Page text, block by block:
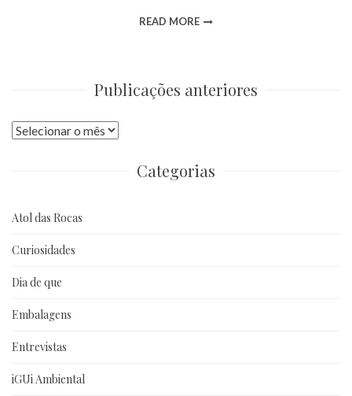
READ MORE
Publicações anteriores
Publicações
Categorias
Atol das Rocas
Curiosidades
Dia de que
Embalagens
Entrevistas
iGUi Ambiental